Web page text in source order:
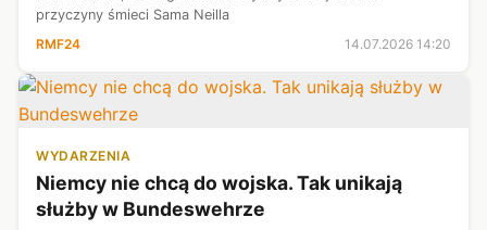
przyczyny śmieci Sama Neilla
RMF24
14.07.2026 14:20
WYDARZENIA
Niemcy nie chcą do wojska. Tak unikają
służby w Bundeswehrze